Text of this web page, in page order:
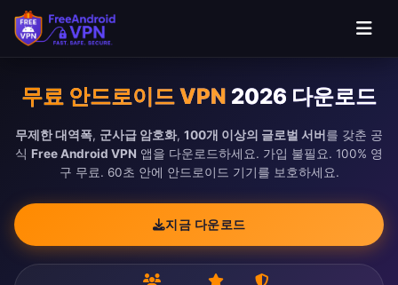
본문으로 건너뛰기
무료 안드로이드 VPN 2026 다운로드
무제한 대역폭, 군사급 암호화, 100개 이상의 글로벌 서버 를 갖춘 공
식 Free Android VPN 앱을 다운로드하세요. 가입 불필요. 100% 영
구 무료. 60초 안에 안드로이드 기기를 보호하세요.
지금 다운로드